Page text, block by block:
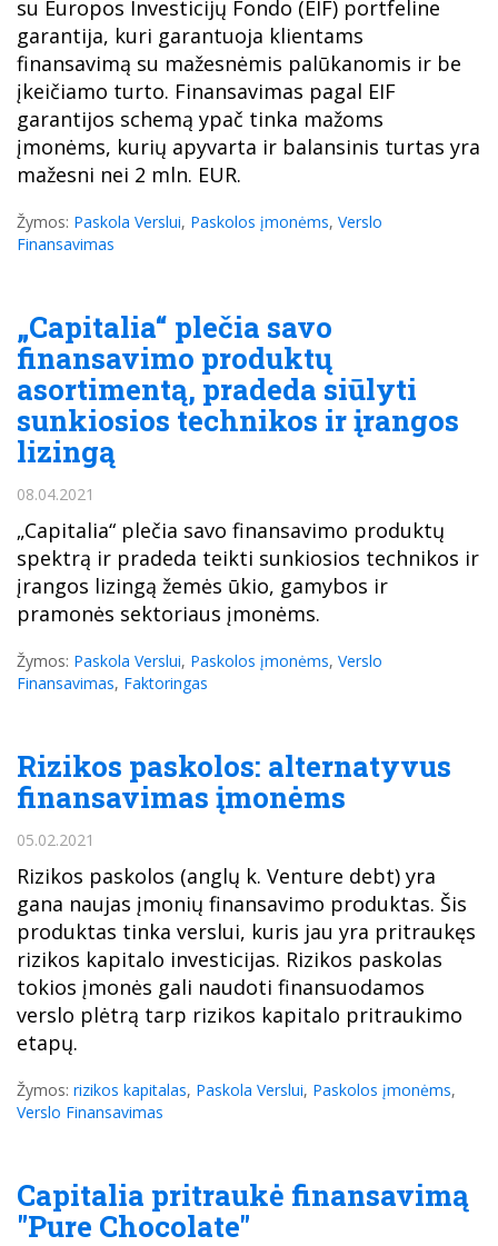
su Europos Investicijų Fondo (EIF) portfeline
garantija, kuri garantuoja klientams
finansavimą su mažesnėmis palūkanomis ir be
įkeičiamo turto. Finansavimas pagal EIF
garantijos schemą ypač tinka mažoms
įmonėms, kurių apyvarta ir balansinis turtas yra
mažesni nei 2 mln. EUR.
Žymos: Paskola Verslui, Paskolos įmonėms, Verslo
Finansavimas
„Capitalia“ plečia savo
finansavimo produktų
asortimentą, pradeda siūlyti
sunkiosios technikos ir įrangos
lizingą
08.04.2021
„Capitalia“ plečia savo finansavimo produktų
spektrą ir pradeda teikti sunkiosios technikos ir
įrangos lizingą žemės ūkio, gamybos ir
pramonės sektoriaus įmonėms.
Žymos: Paskola Verslui, Paskolos įmonėms, Verslo
Finansavimas, Faktoringas
Rizikos paskolos: alternatyvus
finansavimas įmonėms
05.02.2021
Rizikos paskolos (anglų k. Venture debt) yra
gana naujas įmonių finansavimo produktas. Šis
produktas tinka verslui, kuris jau yra pritraukęs
rizikos kapitalo investicijas. Rizikos paskolas
tokios įmonės gali naudoti finansuodamos
verslo plėtrą tarp rizikos kapitalo pritraukimo
etapų.
Žymos: rizikos kapitalas, Paskola Verslui, Paskolos įmonėms,
Verslo Finansavimas
Capitalia pritraukė finansavimą
"Pure Chocolate"